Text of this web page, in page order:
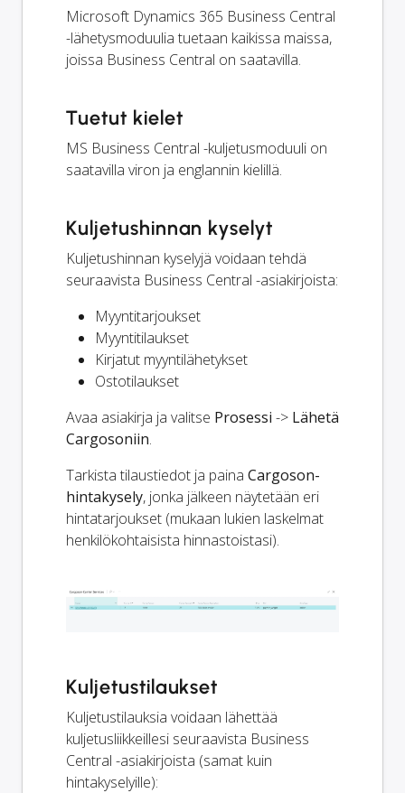
Microsoft Dynamics 365 Business Central
-lähetysmoduulia tuetaan kaikissa maissa,
joissa Business Central on saatavilla.
Tuetut kielet
MS Business Central -kuljetusmoduuli on
saatavilla viron ja englannin kielillä.
Kuljetushinnan kyselyt
Kuljetushinnan kyselyjä voidaan tehdä
seuraavista Business Central -asiakirjoista:
Myyntitarjoukset
Myyntitilaukset
Kirjatut myyntilähetykset
Ostotilaukset
Avaa asiakirja ja valitse Prosessi -> Lähetä
Cargosoniin.
Tarkista tilaustiedot ja paina Cargoson-
hintakysely, jonka jälkeen näytetään eri
hintatarjoukset (mukaan lukien laskelmat
henkilökohtaisista hinnastoistasi).
Kuljetustilaukset
Kuljetustilauksia voidaan lähettää
kuljetusliikkeillesi seuraavista Business
Central -asiakirjoista (samat kuin
hintakyselyille):